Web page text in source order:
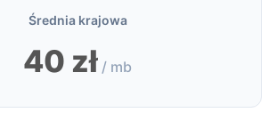
Średnia krajowa
40 zł / mb